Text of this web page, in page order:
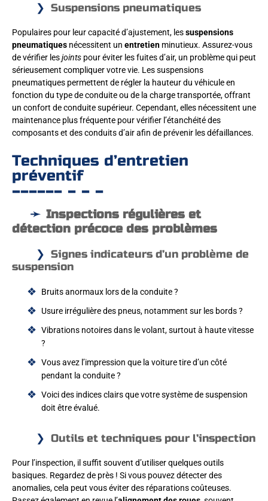
Suspensions pneumatiques
Populaires pour leur capacité d’ajustement, lessuspensions
pneumatiques nécessitent un entretien minutieux. Assurez-vous
de vérifier lesjoints pour éviter les fuites d’air, un problème qui peut
sérieusement compliquer votre vie. Les suspensions
pneumatiques permettent de régler la hauteur du véhicule en
fonction du type de conduite ou de la charge transportée, offrant
un confort de conduite supérieur. Cependant, elles nécessitent une
maintenance plus fréquente pour vérifier l’étanchéité des
composants et des conduits d’air afin de prévenir les défaillances.
Techniques d’entretien
préventif
Inspections régulières et
détection précoce des problèmes
Signes indicateurs d’un problème de
suspension
Bruits anormaux lors de la conduite ?
Usure irrégulière des pneus, notamment sur les bords ?
Vibrations notoires dans le volant, surtout à haute vitesse
?
Vous avez l’impression que la voiture tire d’un côté
pendant la conduite ?
Voici des indices clairs que votre système de suspension
doit être évalué.
Outils et techniques pour l’inspection
Pour l’inspection, il suffit souvent d’utiliser quelques outils
basiques. Regardez de près ! Si vous pouvez détecter des
anomalies, cela peut vous éviter des réparations coûteuses.